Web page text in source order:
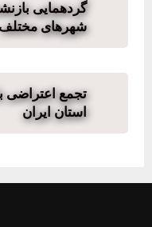
گردهمایی
شهرهای مختلف
استان ایران